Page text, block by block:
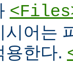
시어는
용한다.